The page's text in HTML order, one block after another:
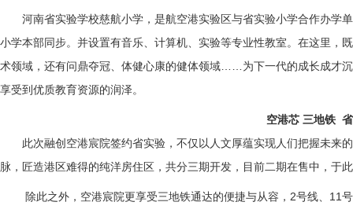
河南省实验学校慈航小学，是航空港实验区与省实验小学合作办学
小学本部同步。并设置有音乐、计算机、实验等专业性教室。在这里，
术领域，还有问鼎夺冠、体健心康的健体领域……为下一代的成长成才
享受到优质教育资源的润泽。
空港芯 三地铁
此次融创空港宸院签约省实验，不仅以人文厚蕴实现人们把握未来
脉，匠造港区难得的纯洋房住区，共分三期开发，目前二期在售中，于
除此之外，空港宸院更享受三地铁通达的便捷与从容，2号线、11